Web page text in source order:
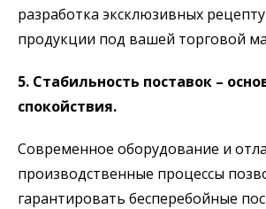
разработка эксклюзивных
продукции под вашей торговой
5. Стабильность поставок –
спокойствия.
Современное оборудование и
производственные процессы
гарантировать бесперебойные